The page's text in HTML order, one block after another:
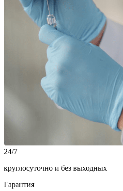
24/7
круглосуточно и без выходных
Гарантия